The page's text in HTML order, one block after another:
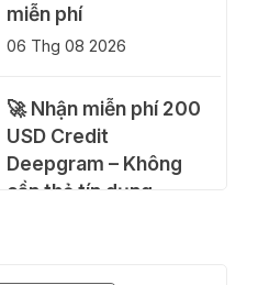
miễn phí
06 Thg 08 2026
🚀 Nhận miễn phí 200
USD Credit
Deepgram – Không
cần thẻ tín dụng